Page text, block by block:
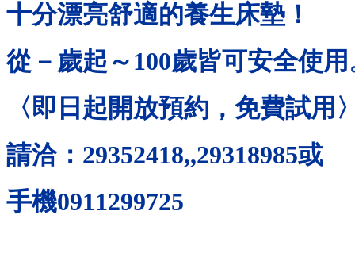
十分漂亮舒適的養生床墊！
從－歲起～ 100歲皆可安全使用
〈即日起開放預約，免費試用
請洽： 29352418,,29318985或
手機0911299725